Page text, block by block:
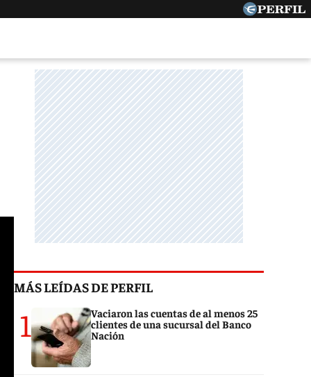
MÁS LEÍDAS DE PERFIL
1
Vaciaron las cuentas de al menos 25
clientes de una sucursal del Banco
Nación